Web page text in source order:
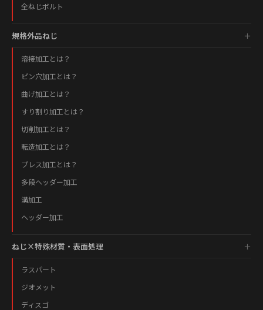
全ねじボルト
規格外品ねじ
溶接加工とは？
ピン穴加工とは？
曲げ加工とは？
すり割り加工とは？
切削加工とは？
転造加工とは？
プレス加工とは？
多段ヘッダー加工
溝加工
ヘッダー加工
ねじ×特殊材質・表面処理
ラスパート
ジオメット
ディスゴ